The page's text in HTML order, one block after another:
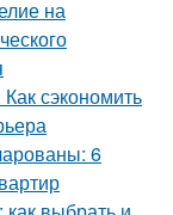
на
сэкономить
6